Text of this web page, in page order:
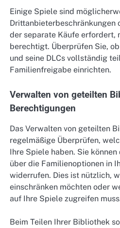
Einige Spiele sind
Drittanbieterbeschränkungen
der separate Käufe erfordert,
berechtigt. Überprüfen Sie,
und seine DLCs vollständig
Familienfreigabe einrichten.
Verwalten von geteilten
Berechtigungen
Das Verwalten von geteilten
regelmäßige Überprüfen,
Ihre Spiele haben. Sie
über die Familienoptionen in
widerrufen. Dies ist nützlich,
einschränken möchten oder
auf Ihre Spiele zugreifen
Beim Teilen Ihrer Bibliothek